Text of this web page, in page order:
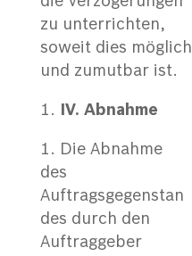
zu unterrichten,
soweit dies möglich
und zumutbar ist.
IV. Abnahme
Die Abnahme
des
Auftragsgegenstan
des durch den
Auftraggeber